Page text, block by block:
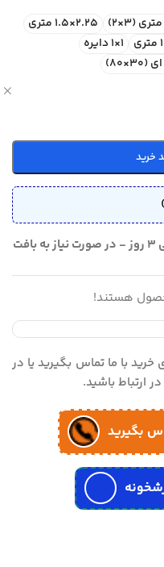
2.25×1.5 متری
1×1 دایره
خرید
⏱ زمان ارسال: در صورت موجودی 1 الی 3 روز - در صورت نیاز به بافت
هستند!
خرید با ما تماس بگیرید یا در
ارتباط باشید.
بگیرید